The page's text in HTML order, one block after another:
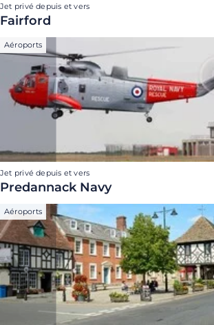
Jet privé depuis et vers
Fairford
Aéroports
Jet privé depuis et vers
Predannack Navy
Aéroports